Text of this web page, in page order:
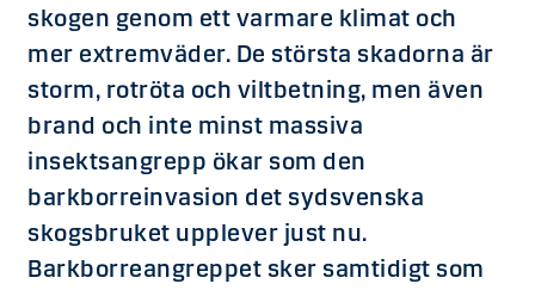
skogen genom ett varmare klimat och
mer extremväder. De största skadorna är
storm, rotröta och viltbetning, men även
brand och inte minst massiva
insektsangrepp ökar som den
barkborreinvasion det sydsvenska
skogsbruket upplever just nu.
Barkborreangreppet sker samtidigt som